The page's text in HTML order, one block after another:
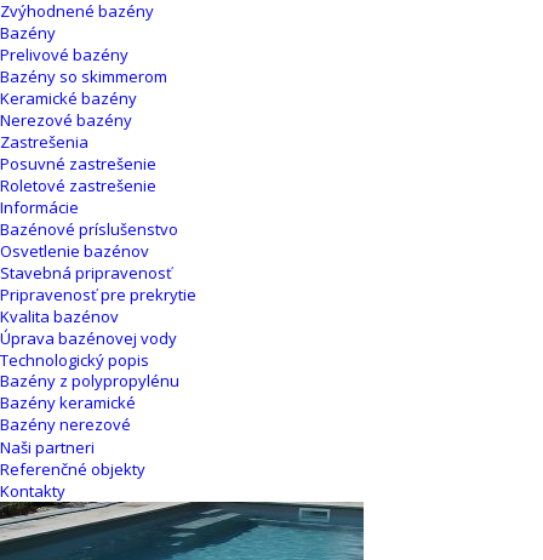
Zvýhodnené bazény
Bazény
Prelivové bazény
Bazény so skimmerom
Keramické bazény
Nerezové bazény
Zastrešenia
Posuvné zastrešenie
Roletové zastrešenie
Informácie
Bazénové príslušenstvo
Osvetlenie bazénov
Stavebná pripravenosť
Pripravenosť pre prekrytie
Kvalita bazénov
Úprava bazénovej vody
Technologický popis
Bazény z polypropylénu
Bazény keramické
Bazény nerezové
Naši partneri
Referenčné objekty
Kontakty